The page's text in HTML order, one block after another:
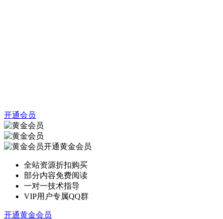
开通会员
开通黄金会员
全站资源折扣购买
部分内容免费阅读
一对一技术指导
VIP用户专属QQ群
开通黄金会员